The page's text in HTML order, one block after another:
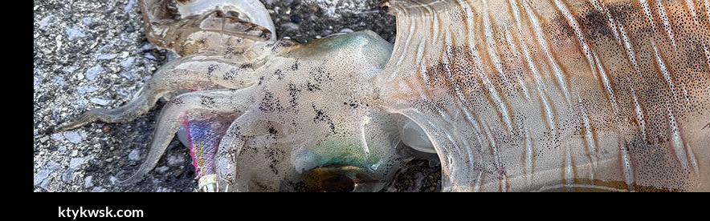
ktykwsk.com